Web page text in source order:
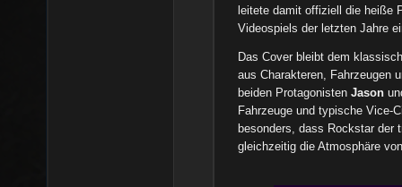
leitete damit offiziell die heiße
Videospiels der letzten Jahre
Das Cover bleibt dem
aus Charakteren, Fahrzeugen
beiden ProtagonistenJason
Fahrzeuge und typische Vice-
besonders, dass Rockstar der
gleichzeitig die Atmosphäre